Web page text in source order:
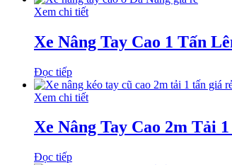
Xem chi tiết
Xe Nâng Tay Cao 1 Tấn
Đọc tiếp
Xem chi tiết
Xe Nâng Tay Cao 2m Tải
Đọc tiếp